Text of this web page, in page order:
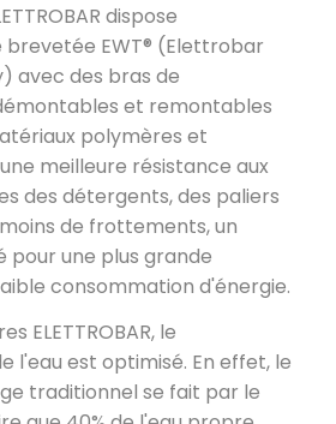
dispose
EWT® (Elettrobar
avec des bras de
et remontables
polymères et
meilleure résistance aux
des détergents, des paliers
de frottements, un
pour une plus grande
consommation d'énergie.
ELETTROBAR, le
l'eau est optimisé. En effet, le
traditionnel se fait par le